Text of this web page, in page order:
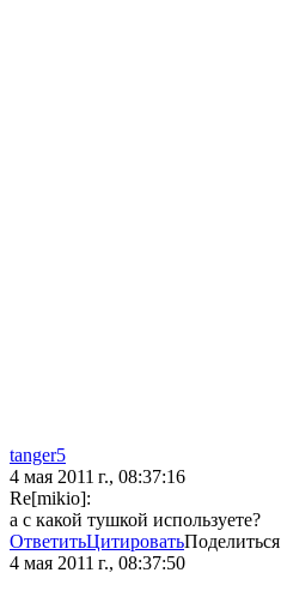
tanger5
4 мая 2011 г., 08:37:16
Re[mikio]:
а с какой тушкой используете?
ОтветитьЦитироватьПоделиться
4 мая 2011 г., 08:37:50